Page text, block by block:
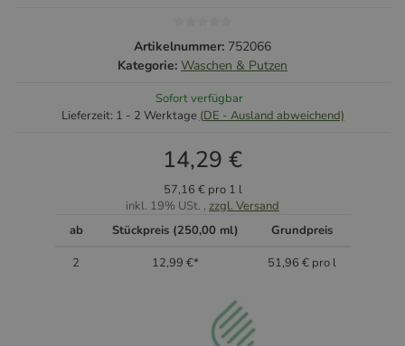
Artikelnummer: 752066
Kategorie: Waschen & Putzen
Sofort verfügbar
Lieferzeit: 1 - 2 Werktage (DE - Ausland abweichend)
14,29 €
57,16 € pro 1 l
inkl. 19% USt. , zzgl. Versand
ab
Stückpreis (250,00 ml)
Grundpreis
2
12,99 €* 51,96 € pro l